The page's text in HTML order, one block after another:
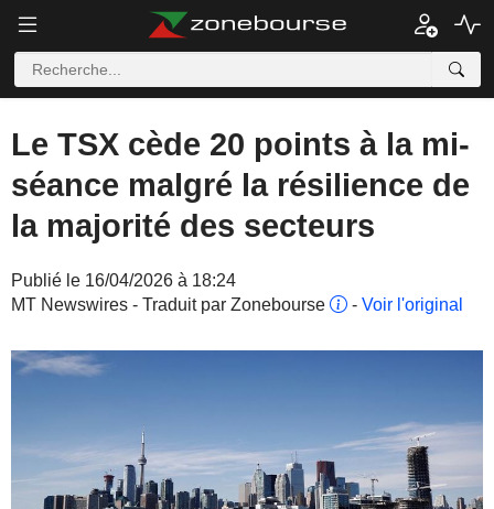
Le TSX cède 20 points à la mi-
séance malgré la résilience de
la majorité des secteurs
Publié le 16/04/2026 à 18:24
MT Newswires - Traduit par Zonebourse
- Voir l'original